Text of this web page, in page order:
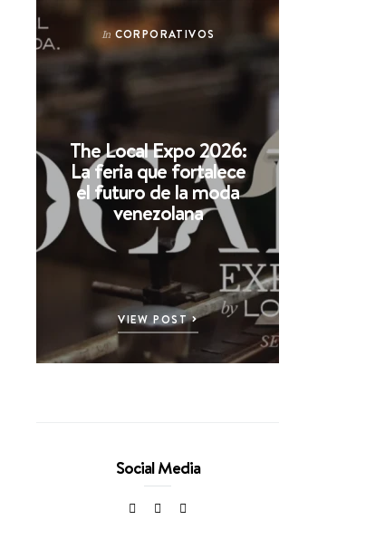
In CORPORATIVOS
The Local Expo 2026:
La feria que fortalece
el futuro de la moda
venezolana
VIEW POST
Social Media